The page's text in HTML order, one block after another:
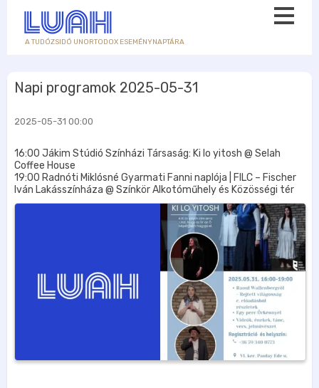
A TUDÓZSIDÓ UNORTODOX ESEMÉNYNAPTÁRA
Napi programok 2025-05-31
2025-05-31 00:00
16:00 Jákim Stúdió Színházi Társaság: Ki lo yitosh @ Selah
Coffee House
19:00 Radnóti Miklósné Gyarmati Fanni naplója | FILC – Fischer
Iván Lakásszínháza @ Színkör Alkotóműhely és Közösségi tér